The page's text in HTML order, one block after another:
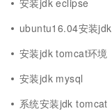
安装jdk eclipse
ubuntu16.04安装jdk
安装jdk tomcat环境
安装jdk mysql
系统安装jdk tomcat